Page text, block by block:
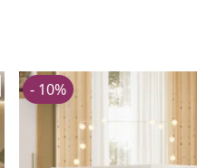
- 10%